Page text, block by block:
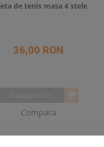
de tenis masa 4 stele
36,00 RON
Compara